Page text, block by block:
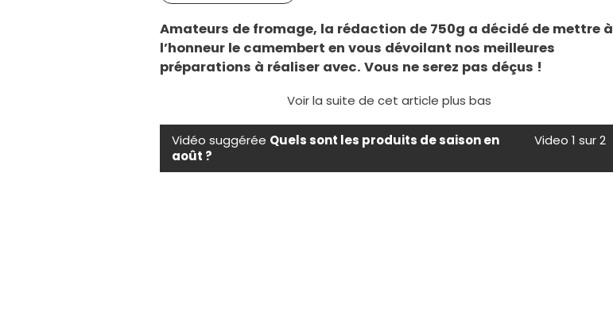
Amateurs de fromage, la rédaction de 750g a décidé de mettre à
l’honneur le camembert en vous dévoilant nos meilleures
préparations à réaliser avec. Vous ne serez pas déçus !
Voir la suite de cet article plus bas
Vidéo suggérée Quels sont les produits de saison en
août ?
Video 1 sur 2